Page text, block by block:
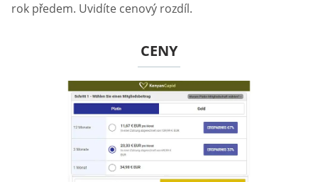
rok předem. Uvidíte cenový rozdíl.
CENY